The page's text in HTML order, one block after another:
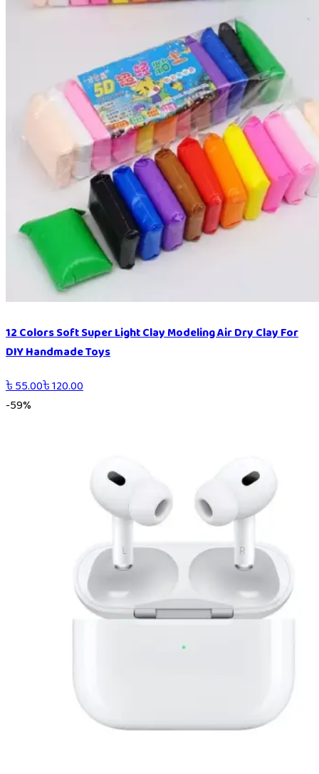
12 Colors Soft Super Light Clay Modeling Air Dry Clay For
DIY Handmade Toys
৳55.00৳120.00
-59%